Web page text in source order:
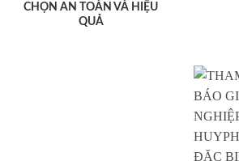
CHỌN AN TOÀN VÀ HIỆU
QUẢ